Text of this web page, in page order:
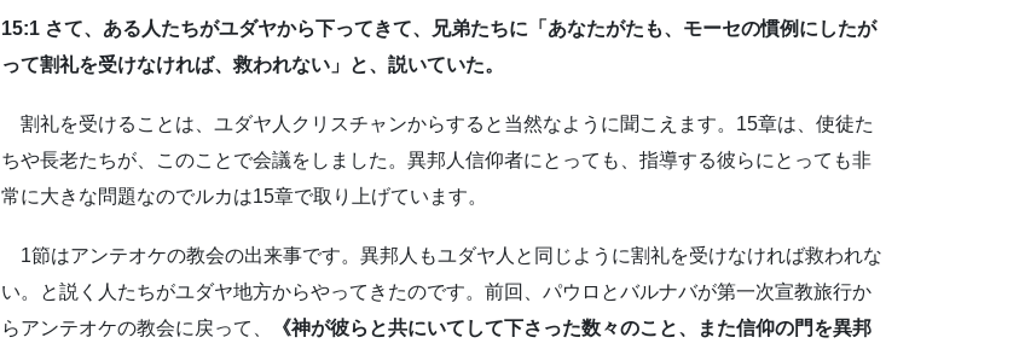
15:1 さて、ある人たちがユダヤから下ってきて、兄弟たちに「あなたがたも、モーセの慣例にしたが
って割礼を受けなければ、救われない」と、説いていた。
割礼を受けることは、ユダヤ人クリスチャンからすると当然なように聞こえます。15章は、使徒た
ちや長老たちが、このことで会議をしました。異邦人信仰者にとっても、指導する彼らにとっても非
常に大きな問題なのでルカは15章で取り上げています。
1節はアンテオケの教会の出来事です。異邦人もユダヤ人と同じように割礼を受けなければ救われな
い。と説く人たちがユダヤ地方からやってきたのです。前回、パウロとバルナバが第一次宣教旅行か
らアンテオケの教会に戻って、
《神が彼らと共にいてして下さった数々のこと、また信仰の門を異邦